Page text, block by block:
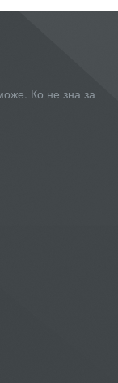
Ко не зна за